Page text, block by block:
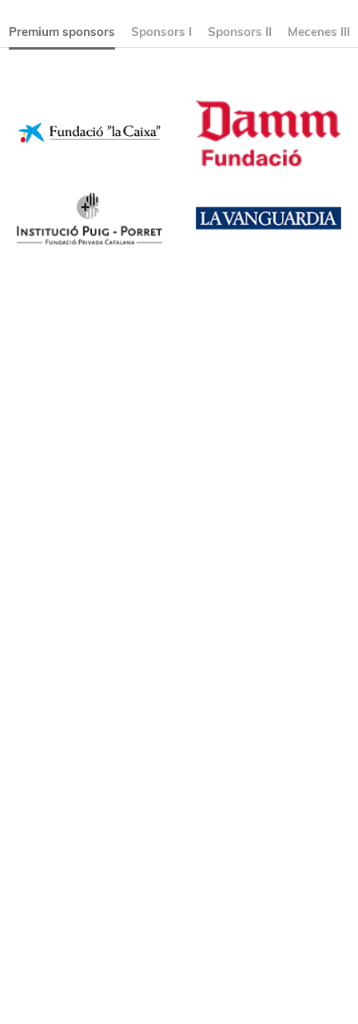
Premium sponsors Sponsors I Sponsors II Mecenes III